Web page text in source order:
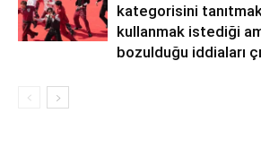
kategorisini
kullanmak istediği
bozulduğu iddiaları